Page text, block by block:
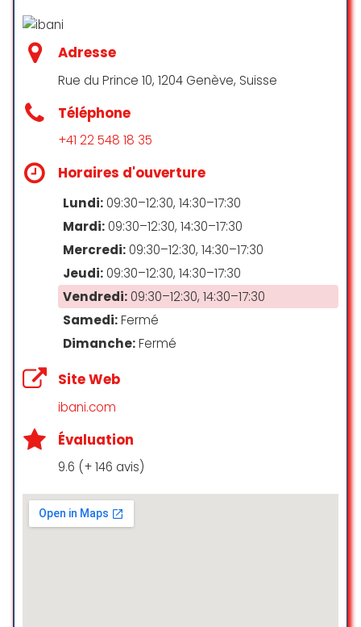
Adresse
Rue du Prince 10, 1204 Genève, Suisse
Téléphone
+41 22 548 18 35
Horaires d'ouverture
Lundi: 09:30–12:30, 14:30–17:30
Mardi: 09:30–12:30, 14:30–17:30
Mercredi: 09:30–12:30, 14:30–17:30
Jeudi: 09:30–12:30, 14:30–17:30
Vendredi: 09:30–12:30, 14:30–17:30
Samedi:Fermé
Dimanche:Fermé
Site Web
ibani.com
Évaluation
9.6 (+ 146 avis)